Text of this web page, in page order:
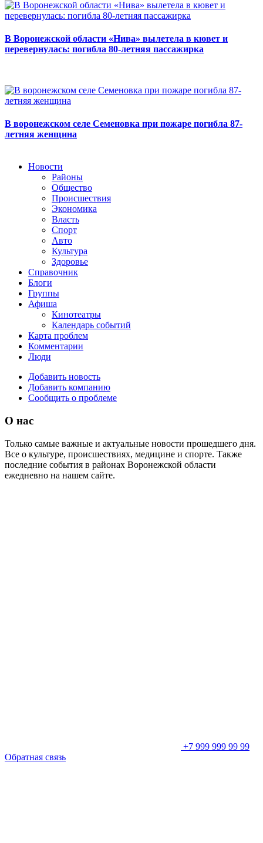
В Воронежской области «Нива» вылетела в кювет и
перевернулась: погибла 80-летняя пассажирка
В воронежском селе Семеновка при пожаре погибла 87-
летняя женщина
Новости
Районы
Общество
Происшествия
Экономика
Власть
Спорт
Авто
Культура
Здоровье
Справочник
Блоги
Группы
Афиша
Кинотеатры
Календарь событий
Карта проблем
Комментарии
Люди
Добавить новость
Добавить компанию
Сообщить о проблеме
О нас
Только самые важные и актуальные новости прошедшего дня.
Все о культуре, происшествиях, медицине и спорте. Также
последние события в районах Воронежской области
ежедневно на нашем сайте.
+7 999 999 99 99
Обратная связь